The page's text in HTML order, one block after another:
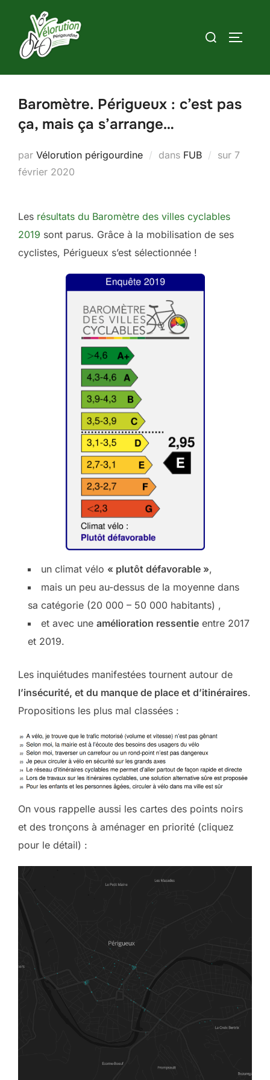
contenu
Rechercher :
Baromètre. Périgueux : c’est pas
ça, mais ça s’arrange…
par Vélorution périgourdine dans FUB sur Publié
7
février 2020
Les résultats du Baromètre des villes cyclables
2019 sont parus. Grâce à la mobilisation de ses
cyclistes, Périgueux s’est sélectionnée !
un climat vélo « plutôt défavorable »,
mais un peu au-dessus de la moyenne dans
sa catégorie (20 000 – 50 000 habitants) ,
et avec une amélioration ressentie entre 2017
et 2019.
Les inquiétudes manifestées tournent autour de
l’insécurité, et du manque de place et d’itinéraires.
Propositions les plus mal classées :
On vous rappelle aussi les cartes des points noirs
et des tronçons à aménager en priorité (cliquez
pour le détail) :